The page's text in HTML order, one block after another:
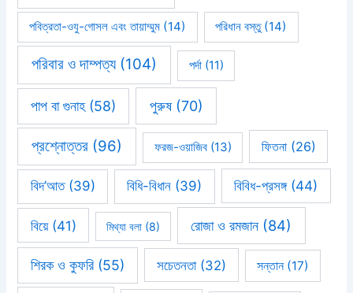
পবিত্রতা-ওযু-গোসল এবং তায়াম্মুম (14) পরিধান বস্তু(14)
পরিবার ও দাম্পত্য(104) পর্দা(11)
পাপ বা গুনাহ(58) পুরুষ(70)
প্রশ্নোত্তর (96) ফরজ-ওয়াজিব(13) ফিতনা(26)
বিদ’আত(39) বিধি-বিধান (39) বিবিধ-প্রসঙ্গ(44)
বিয়ে(41) মিথ্যা বলা(8) রোজা ও রমজান (84)
শিরক ও কুফরি(55) সচেতনতা(32) সন্তান(17)